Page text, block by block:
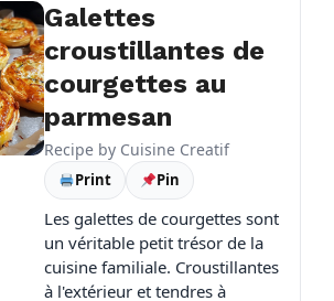
Galettes
croustillantes de
courgettes au
parmesan
Recipe by Cuisine Creatif
Print Pin
Les galettes de courgettes sont
un véritable petit trésor de la
cuisine familiale. Croustillantes
à l'extérieur et tendres à